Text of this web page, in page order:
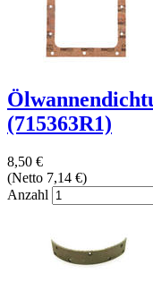
(715363R1)
8,50 €
(Netto 7,14 €)
Anzahl